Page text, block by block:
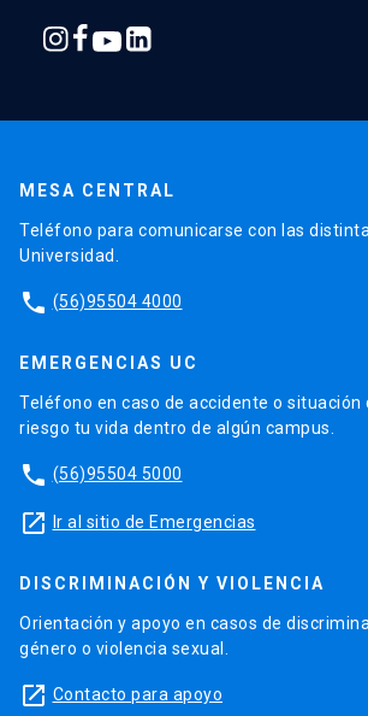
MESA CENTRAL
Teléfono para comunicarse con las
Universidad.
phone (56)95504 4000
EMERGENCIAS UC
Teléfono en caso de accidente o situación
riesgo tu vida dentro de algún campus.
phone (56)95504 5000
launch Ir al sitio de Emergencias
DISCRIMINACIÓN Y VIOLENCIA
Orientación y apoyo en casos de
género o violencia sexual.
launch Contacto para apoyo